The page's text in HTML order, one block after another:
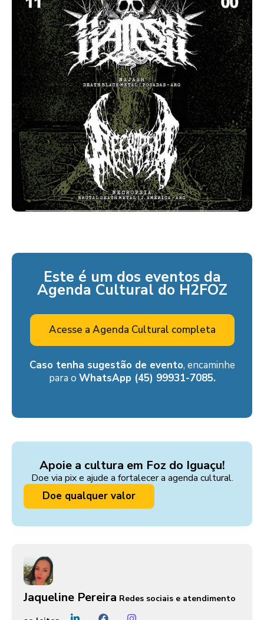
Este é um dos eventos da
Agenda Cultural do H2FOZ
Acesse a Agenda Cultural completa
Caso tenha sugestão de evento, encaminhe
para o WhatsApp (45) 99931-7085.
Apoie a cultura em Foz do Iguaçu!
Doe via pix e ajude a fortalecer a agenda cultural.
Doe qualquer valor
Jaqueline Pereira Redes sociais e atendimento